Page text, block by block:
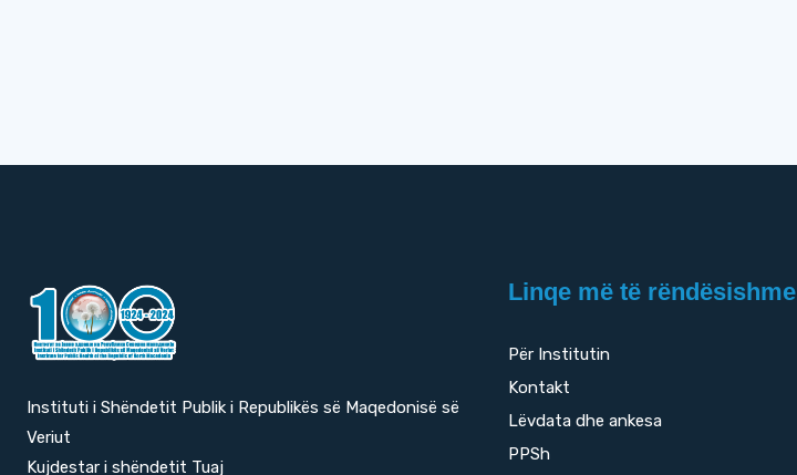
Instituti i Shëndetit Publik i Republikës së Maqedonisë së
Veriut
Kujdestar i shëndetit Tuaj
Linqe më të rëndësishme
Për Institutin
Kontakt
Lëvdata dhe ankesa
PPSh